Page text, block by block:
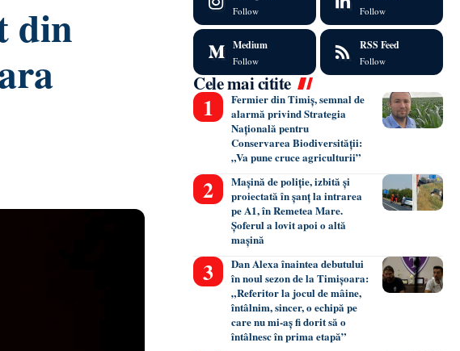
din
Follow Follow
Medium
Follow
RSS Feed
Follow
Cele mai citite
Fermier din Timiș, semnal de
alarmă privind Strategia
Națională pentru
Conservarea Biodiversității:
„Va pune cruce agriculturii”
Mașină de poliție, izbită și
proiectată în șanț la intrarea
pe A1, în Remetea Mare.
Șoferul a lovit apoi o altă
mașină
Dan Alexa înaintea debutului
în noul sezon de la Timișoara:
„Referitor la jocul de mâine,
întâlnim, sincer, o echipă pe
care nu mi-aș fi dorit să o
întâlnesc în prima etapă”